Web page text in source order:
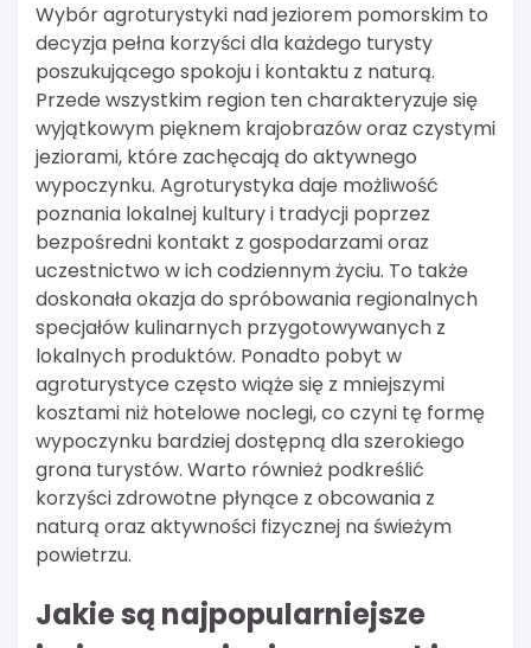
Wybór agroturystyki nad jeziorem pomorskim to
decyzja pełna korzyści dla każdego turysty
poszukującego spokoju i kontaktu z naturą.
Przede wszystkim region ten charakteryzuje się
wyjątkowym pięknem krajobrazów oraz czystymi
jeziorami, które zachęcają do aktywnego
wypoczynku. Agroturystyka daje możliwość
poznania lokalnej kultury i tradycji poprzez
bezpośredni kontakt z gospodarzami oraz
uczestnictwo w ich codziennym życiu. To także
doskonała okazja do spróbowania regionalnych
specjałów kulinarnych przygotowywanych z
lokalnych produktów. Ponadto pobyt w
agroturystyce często wiąże się z mniejszymi
kosztami niż hotelowe noclegi, co czyni tę formę
wypoczynku bardziej dostępną dla szerokiego
grona turystów. Warto również podkreślić
korzyści zdrowotne płynące z obcowania z
naturą oraz aktywności fizycznej na świeżym
powietrzu.
Jakie są najpopularniejsze